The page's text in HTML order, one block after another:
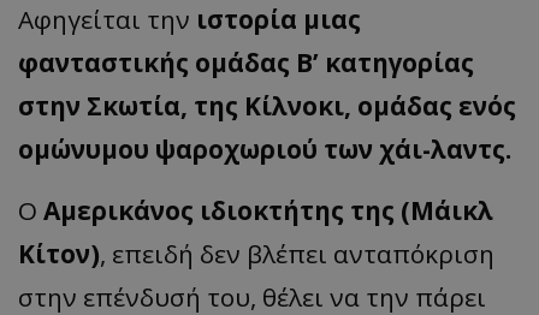
Αφηγείται την ιστορία μιας
φανταστικής ομάδας Β’ κατηγορίας
στην Σκωτία, της Κίλνοκι, ομάδας ενός
ομώνυμου ψαροχωριού των χάι-λαντς.
Ο Αμερικάνος ιδιοκτήτης της (Μάικλ
Κίτον), επειδή δεν βλέπει ανταπόκριση
στην επένδυσή του, θέλει να την πάρει